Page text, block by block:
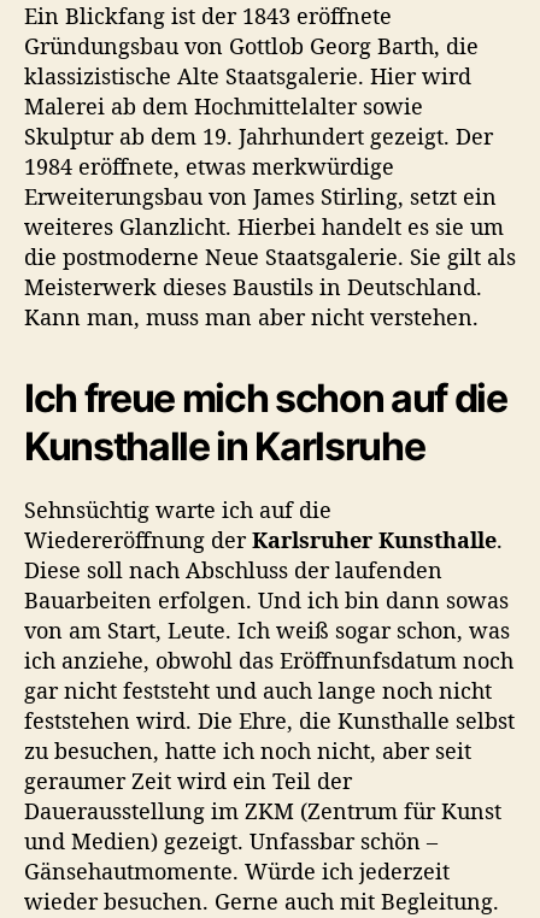
Ein Blickfang ist der 1843 eröffnete
Gründungsbau von Gottlob Georg Barth, die
klassizistische Alte Staatsgalerie. Hier wird
Malerei ab dem Hochmittelalter sowie
Skulptur ab dem 19. Jahrhundert gezeigt. Der
1984 eröffnete, etwas merkwürdige
Erweiterungsbau von James Stirling, setzt ein
weiteres Glanzlicht. Hierbei handelt es sie um
die postmoderne Neue Staatsgalerie. Sie gilt als
Meisterwerk dieses Baustils in Deutschland.
Kann man, muss man aber nicht verstehen.
Ich freue mich schon auf die
Kunsthalle in Karlsruhe
Sehnsüchtig warte ich auf die
Wiedereröffnung derKarlsruher Kunsthalle.
Diese soll nach Abschluss der laufenden
Bauarbeiten erfolgen. Und ich bin dann sowas
von am Start, Leute. Ich weiß sogar schon, was
ich anziehe, obwohl das Eröffnunfsdatum noch
gar nicht feststeht und auch lange noch nicht
feststehen wird. Die Ehre, die Kunsthalle selbst
zu besuchen, hatte ich noch nicht, aber seit
geraumer Zeit wird ein Teil der
Dauerausstellung im ZKM (Zentrum für Kunst
und Medien) gezeigt. Unfassbar schön –
Gänsehautmomente. Würde ich jederzeit
wieder besuchen. Gerne auch mit Begleitung.